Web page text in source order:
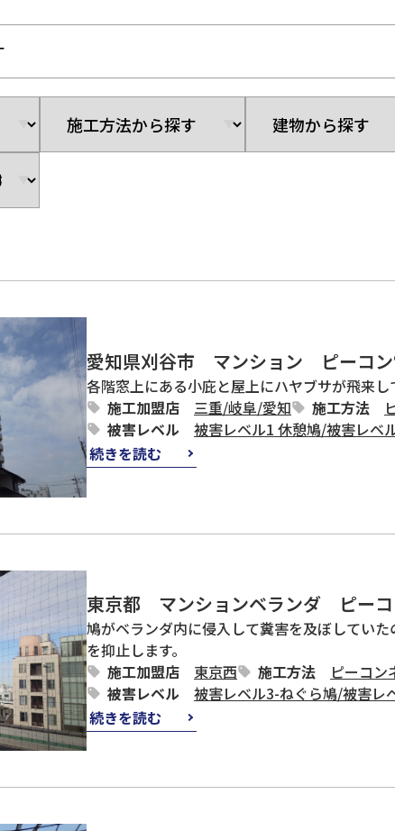
愛知県刈谷市 マンション ピーコン
各階窓上にある小庇と屋上にハヤブサが飛来
施工加盟店
三重/岐阜/愛知 施工方法
被害レベル
被害レベル1 休憩鳩/被害レベ
続きを読む
東京都 マンションベランダ ピーコ
鳩がベランダ内に侵入して糞害を及ぼしてい
を抑止します。
施工加盟店
東京西 施工方法 ピーコン
被害レベル
被害レベル3-ねぐら鳩/被害レ
続きを読む